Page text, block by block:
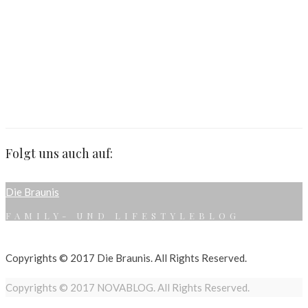
Folgt uns auch auf:
Die Braunis
FAMILY- UND LIFESTYLEBLOG
Copyrights © 2017 Die Braunis. All Rights Reserved.
Copyrights © 2017 NOVABLOG. All Rights Reserved.